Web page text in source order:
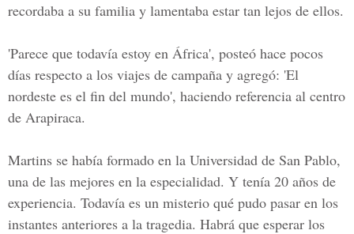
recordaba a su familia y lamentaba estar tan lejos de ellos.
'Parece que todavía estoy en África', posteó hace pocos
días respecto a los viajes de campaña y agregó: 'El
nordeste es el fin del mundo', haciendo referencia al centro
de Arapiraca.
Martins se había formado en la Universidad de San Pablo,
una de las mejores en la especialidad. Y tenía 20 años de
experiencia. Todavía es un misterio qué pudo pasar en los
instantes anteriores a la tragedia. Habrá que esperar los